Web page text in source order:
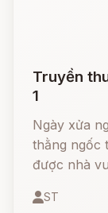
Truyền
1
Ngày xửa
thằng ngốc
được nhà
chúa rất
ST